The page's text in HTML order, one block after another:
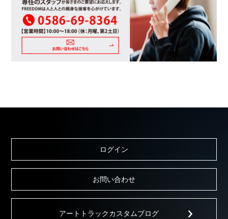
ログイン
お問い合わせ
アートトラックカスタムブログ